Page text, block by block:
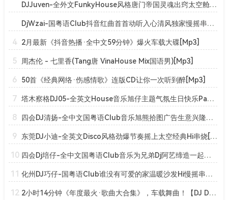
DJJuven-全外文FunkyHouse风格唐门帝国灵魂出窍太空舱串烧[Mp3]
DjWzai-国粤语Club抖音红曲首首动听入心清风独家慢摇串烧[Mp3]
4 2月最新《抖音热播·全中文59分钟》爆火车载大碟[Mp3]
5 周杰伦 - 七里香(Tang唐 VinaHouse Mix国语男)[Mp3]
6 50首《经典网络·伤感情歌》连版CD让你一次听到醉[Mp3]
7 塔木察格DJ05-全英文House音乐旭仔主题气氛生日快乐Party串烧[Mp3]
8 四会DJ清扬-全中文国粤语Club音乐旭熊拾图广告生意兴隆串烧[Mp3]
9 东莞DJ小迪-全英文Disco风格劲爆节奏摇上太空经典Hi串烧[Mp3]
10 四会Dj培仔-全中文国粤语Club音乐为兄弟Dj阿艺缔造一起飞串烧[Mp3]
11 化州DJ巧仔-国粤语Club谁没有可爱的家温暖沙发Hi慢摇串烧[Mp3]
12 2小时14分钟《年度最火·歌曲大合集》，车载舞曲！【DJ Dubai】[Mp3]